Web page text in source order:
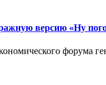
версию «Ну
форума